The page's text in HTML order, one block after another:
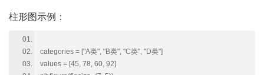
柱形图示例：
categories = ["A类", "B类", "C类", "D类"]
values = [45, 78, 60, 92]